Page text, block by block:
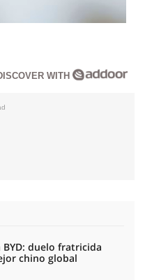
WITH
duelo fratricida
chino global